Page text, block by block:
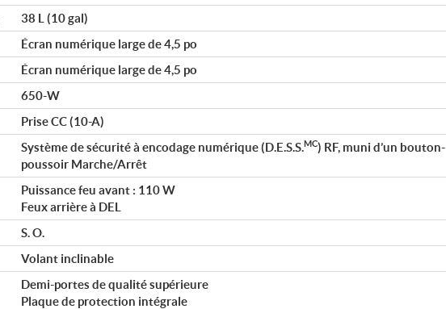
38 L (10 gal)
Écran numérique large de 4,5 po
Écran numérique large de 4,5 po
650-W
Prise CC (10-A)
Système de sécurité à encodage numérique (D.E.S.S.MC) RF, muni d’un bouton-
poussoir Marche/Arrêt
Puissance feu avant : 110 W
Feux arrière à DEL
S. O.
Volant inclinable
Demi-portes de qualité supérieure
Plaque de protection intégrale